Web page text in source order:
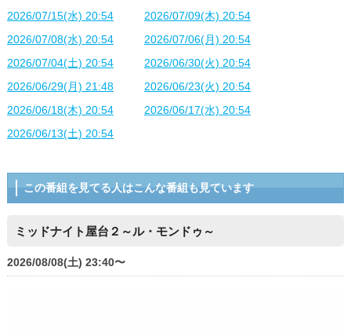
2026/07/15(水) 20:54
2026/07/09(木) 20:54
2026/07/08(水) 20:54
2026/07/06(月) 20:54
2026/07/04(土) 20:54
2026/06/30(火) 20:54
2026/06/29(月) 21:48
2026/06/23(火) 20:54
2026/06/18(木) 20:54
2026/06/17(水) 20:54
2026/06/13(土) 20:54
この番組を見てる人はこんな番組も見ています
ミッドナイト屋台２～ル・モンドゥ～
2026/08/08(土) 23:40〜